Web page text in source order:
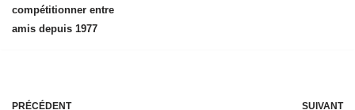
compétitionner entre
amis depuis 1977
PRÉCÉDENT SUIVANT